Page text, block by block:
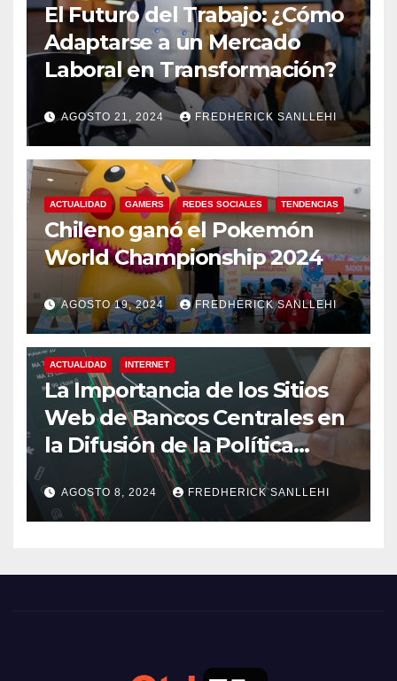
El Futuro del Trabajo: ¿Cómo
Adaptarse a un Mercado
Laboral en Transformación?
AGOSTO 21, 2024 FREDHERICK SANLLEHI
ACTUALIDAD GAMERS REDES SOCIALES TENDENCIAS
Chileno ganó el Pokemón
World Championship 2024
AGOSTO 19, 2024 FREDHERICK SANLLEHI
ACTUALIDAD INTERNET
La Importancia de los Sitios
Web de Bancos Centrales en
la Difusión de la Política
Monetaria
AGOSTO 8, 2024 FREDHERICK SANLLEHI